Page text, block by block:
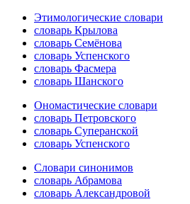
Этимологические словари
словарь Крылова
словарь Семёнова
словарь Успенского
словарь Фасмера
словарь Шанского
Ономастические словари
словарь Петровского
словарь Суперанской
словарь Успенского
Словари синонимов
словарь Абрамова
словарь Александровой